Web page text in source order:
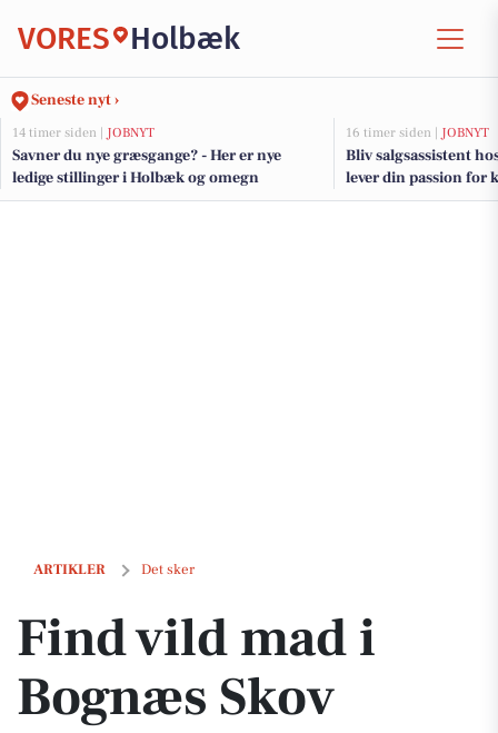
VORES Holbæk
Seneste nyt ›
14 timer siden | JOBNYT
Savner du nye græsgange? - Her er nye
ledige stillinger i Holbæk og omegn
16 timer siden | JOBNYT
Bliv salgsassistent
lever din passion for
ARTIKLER Det sker
Find vild mad i Bognæs Skov
Find vild mad i
Bognæs Skov